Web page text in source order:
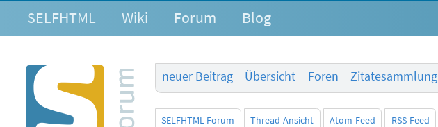
SELFHTML Wiki Forum Blog
neuer Beitrag
Übersicht Foren Zitatesammlung
SELFHTML-Forum Thread-Ansicht Atom-Feed RSS-Feed